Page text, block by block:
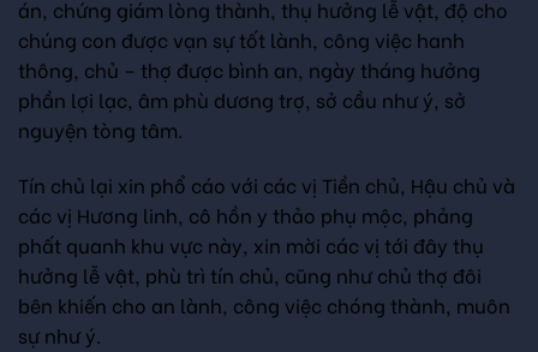
án, chứng giám lòng thành, thụ hưởng lễ vật, độ cho
chúng con được vạn sự tốt lành, công việc hanh
thông, chủ – thợ được bình an, ngày tháng hưởng
phần lợi lạc, âm phù dương trợ, sở cầu như ý, sở
nguyện tòng tâm.
Tín chủ lại xin phổ cáo với các vị Tiền chủ, Hậu chủ và
các vị Hương linh, cô hồn y thảo phụ mộc, phảng
phất quanh khu vực này, xin mời các vị tới đây thụ
hưởng lễ vật, phù trì tín chủ, cũng như chủ thợ đôi
bên khiến cho an lành, công việc chóng thành, muôn
sự như ý.